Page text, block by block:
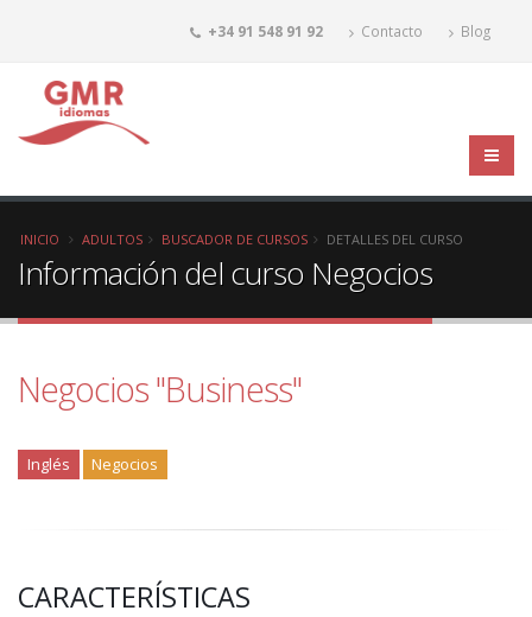
+34 91 548 91 92 Contacto Blog
INICIO ADULTOS BUSCADOR DE CURSOS DETALLES DEL CURSO
Información del curso Negocios
Negocios "Business"
Inglés Negocios
CARACTERÍSTICAS